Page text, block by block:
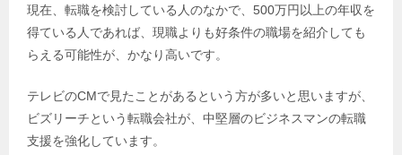
現在、転職を検討している人のなかで、500万円以上の年収を
得ている人であれば、現職よりも好条件の職場を紹介しても
らえる可能性が、かなり高いです。
テレビのCMで見たことがあるという方が多いと思いますが、
ビズリーチという転職会社が、中堅層のビジネスマンの転職
支援を強化しています。